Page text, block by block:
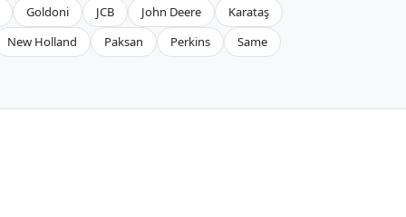
Goldoni JCB John Deere
Karataş
New Holland Paksan Perkins
Same